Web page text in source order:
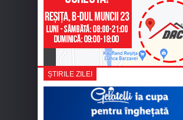
ȘTIRILE ZILEI